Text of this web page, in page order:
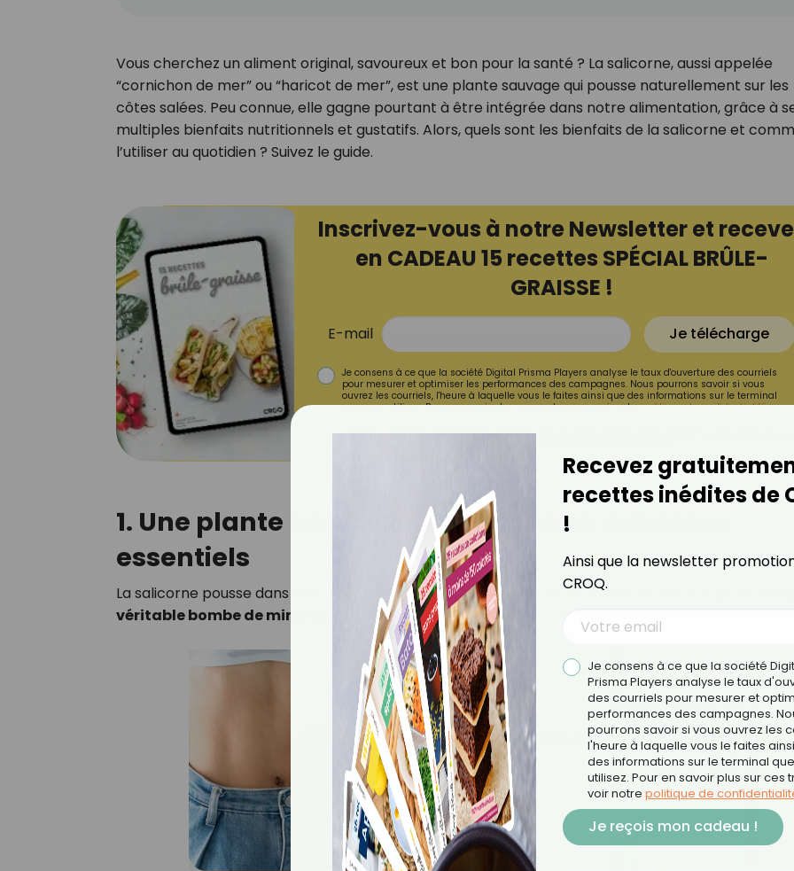
Vous cherchez un aliment original, savoureux et bon pour la santé ? La salicorne, aussi appelée
“cornichon de mer” ou “haricot de mer”, est une plante sauvage qui pousse naturellement sur les
côtes salées. Peu connue, elle gagne pourtant à être intégrée dans notre alimentation, grâce à
multiples bienfaits nutritionnels et gustatifs. Alors, quels sont les bienfaits de la salicorne et
l’utiliser au quotidien ? Suivez le guide.
Inscrivez-vous à notre Newsletter et
en CADEAU 15 recettes SPÉCIAL BRÛLE-
GRAISSE !
E-mail Je télécharge
Je consens à ce que la société Digital Prisma Players analyse le taux d'ouverture des courriels
pour mesurer et optimiser les performances des campagnes. Nous pourrons savoir si vous
ouvrez les courriels, l'heure à laquelle vous le faites ainsi que des informations sur le terminal
que vous utilisez. Pour en savoir plus sur ces traceurs, voir notrepolitique de confidentialité.
personnalisées. Vous pourrez vous désinscrire en utilisant le lien de désabonnement intégré dans la newsletter. Pour en savoir plus et
1. Une plante naturellement riche en minéraux
essentiels
La salicorne pousse dans des milieux salés, comme les marais ou les bords de mer. Ce qui en fait
véritable bombe de minéraux
Recevez
recettes inédites de
!
Ainsi que la newsletter
CROQ.
Je consens à ce que la société
Prisma Players analyse le taux
des courriels pour mesurer et
performances des campagnes.
pourrons savoir si vous ouvrez les
l'heure à laquelle vous le faites
des informations sur le terminal
utilisez. Pour en savoir plus sur ces
voir notre politique de
Je reçois mon cadeau !